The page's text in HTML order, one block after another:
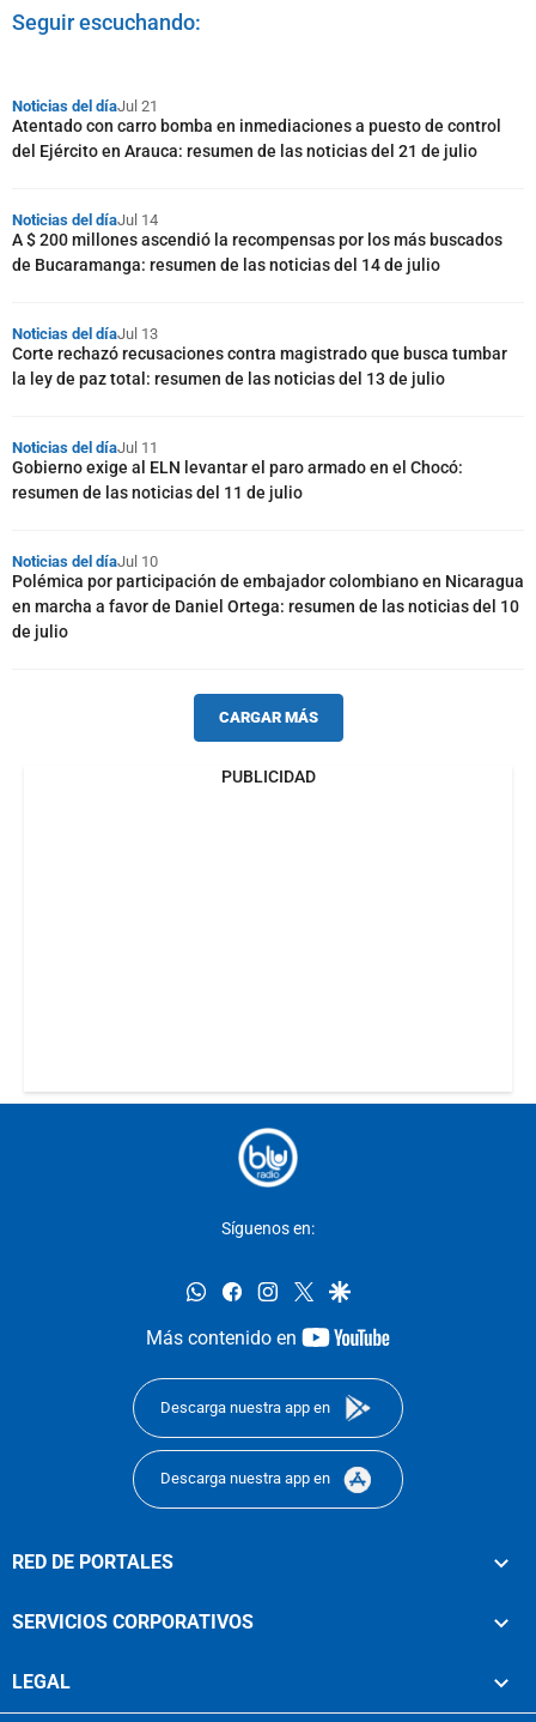
Seguir escuchando:
Noticias del díaJul 21
Atentado con carro bomba en inmediaciones a puesto de control
del Ejército en Arauca: resumen de las noticias del 21 de julio
Noticias del díaJul 14
A $ 200 millones ascendió la recompensas por los más buscados
de Bucaramanga: resumen de las noticias del 14 de julio
Noticias del díaJul 13
Corte rechazó recusaciones contra magistrado que busca tumbar
la ley de paz total: resumen de las noticias del 13 de julio
Noticias del díaJul 11
Gobierno exige al ELN levantar el paro armado en el Chocó:
resumen de las noticias del 11 de julio
Noticias del díaJul 10
Polémica por participación de embajador colombiano en Nicaragua
en marcha a favor de Daniel Ortega: resumen de las noticias del 10
de julio
CARGAR MÁS
PUBLICIDAD
Síguenos en:
whatsappfacebookinstagram
twittergoogle
Más contenido en
youtube-
Descarga nuestra app en
Descarga nuestra app en
RED DE PORTALES
SERVICIOS CORPORATIVOS
LEGAL